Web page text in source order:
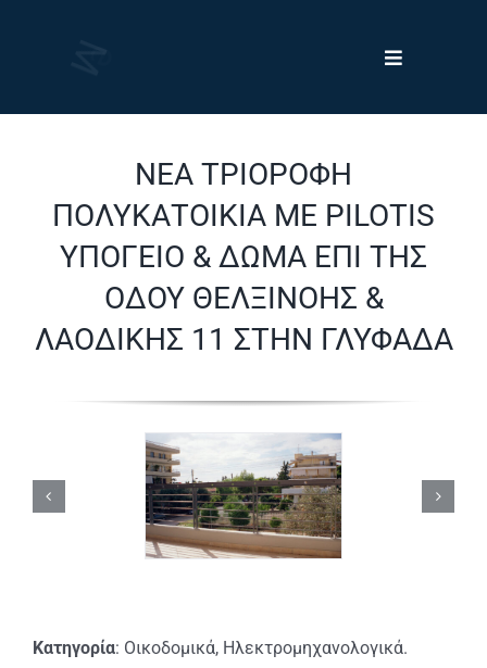
Toggle
Η Εταιρεία
ΝΕΑ ΤΡΙΟΡΟΦΗ
ΠΟΛΥΚΑΤΟΙΚΙΑ ΜΕ PILOTIS
ΥΠΟΓΕΙΟ & ΔΩΜΑ ΕΠΙ ΤΗΣ
ΟΔΟΥ ΘΕΛΞΙΝΟΗΣ &
ΛΑΟΔΙΚΗΣ 11 ΣΤΗΝ ΓΛΥΦΑΔΑ
Κατηγορία: Οικοδομικά, Ηλεκτρομηχανολογικά.